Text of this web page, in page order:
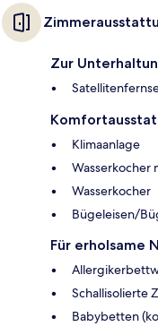
Zur
Klimaanlage
Wasserkocher
Wasserkocher
Bügeleisen/
Für erholsame
Schallisolierte
Babybetten